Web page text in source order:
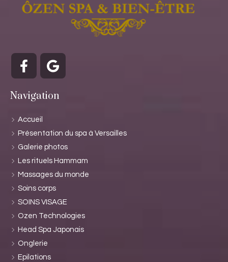
Navigation
Accueil
Présentation du spa à Versailles
Galerie photos
Les rituels Hammam
Massages du monde
Soins corps
SOINS VISAGE
Ozen Technologies
Head Spa Japonais
Onglerie
Epilations